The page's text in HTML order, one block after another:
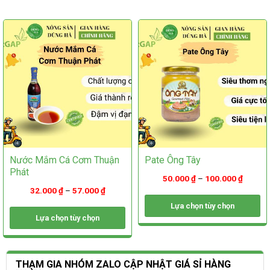
có
thể
được
chọn
trên
trang
phẩm
thể
được
chọn
trên
trang
sản
phẩm
Nước Mắm Cá Cơm Thuận
Phát
32.000₫– 57.000₫
Lựa chọn tùy chọn
Sản
này
Pate Ông Tây
50.000₫– 100.000₫
Lựa chọn tùy chọn
Sản
có
THAM GIA NHÓM ZALO CẬP NHẬT GIÁ SỈ HÀNG